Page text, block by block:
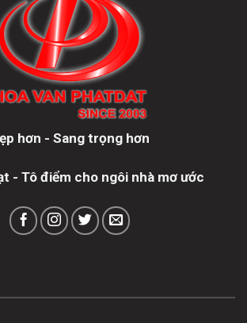
hơn - Sang trọng hơn
- Tô điểm cho ngôi nhà mơ ước